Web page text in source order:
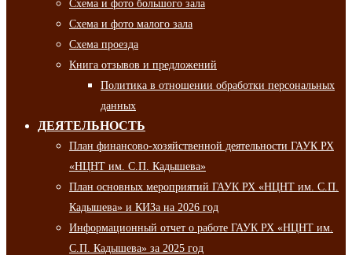
Схема и фото большого зала
Схема и фото малого зала
Схема проезда
Книга отзывов и предложений
Политика в отношении обработки персональных
данных
ДЕЯТЕЛЬНОСТЬ
План финансово-хозяйственной деятельности ГАУК РХ
«НЦНТ им. С.П. Кадышева»
План основных мероприятий ГАУК РХ «НЦНТ им. С.П.
Кадышева» и КИЗа на 2026 год
Информационный отчет о работе ГАУК РХ «НЦНТ им.
С.П. Кадышева» за 2025 год